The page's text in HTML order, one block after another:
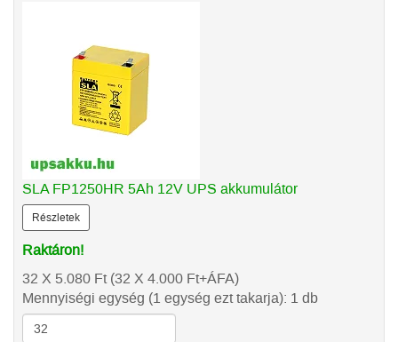
SLA FP1250HR 5Ah 12V UPS akkumulátor
Részletek
Raktáron!
32 X 5.080 Ft(32 X 4.000 Ft+ÁFA)
Mennyiségi egység (1 egység ezt takarja): 1 db